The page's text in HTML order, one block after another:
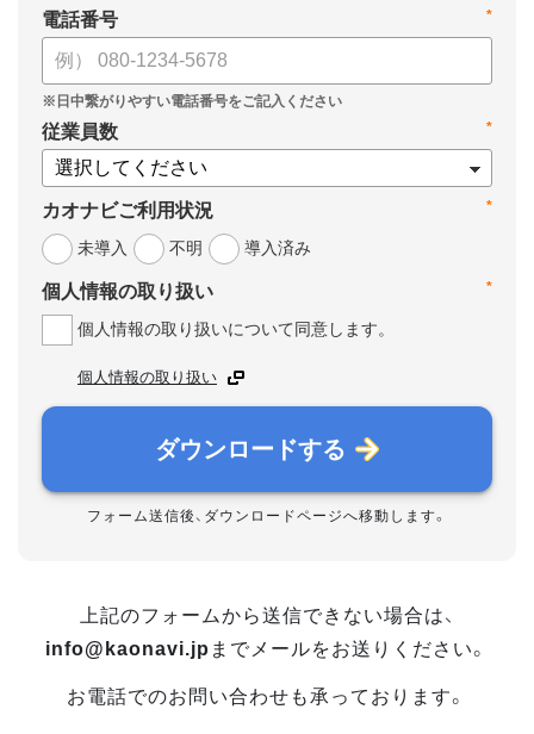
*
電話番号
*
従業員数
*
カオナビご利用状況
未導入
不明 導入済み
*
個人情報の取り扱い
個人情報の取り扱いについて同意します。
個人情報の取り扱い
ダウンロードする
フォーム送信後、ダウンロードページへ移動します。
上記のフォームから送信できない場合は、
info@kaonavi.jp までメールをお送りください。
お電話でのお問い合わせも承っております。